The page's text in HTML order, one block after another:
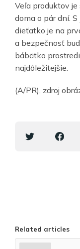
Veľa produktov
doma o pár dní.
dieťatko je na
a bezpečnosť
bábätko
najdôležitejšie.
(A/PR), zdroj
Related articles